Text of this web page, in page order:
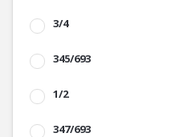
3/4
345/693
1/2
347/693